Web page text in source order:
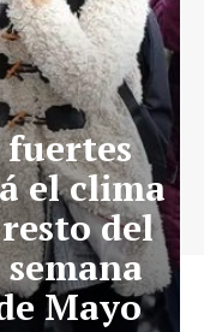
el clima
del
Mayo